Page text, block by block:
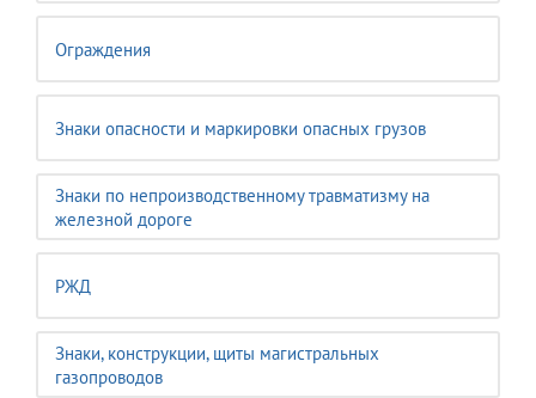
Ограждения
Знаки опасности и маркировки опасных грузов
Знаки по непроизводственному травматизму на
железной дороге
РЖД
Знаки, конструкции, щиты магистральных
газопроводов